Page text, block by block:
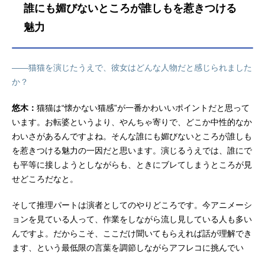
誰にも媚びないところが誰しもを惹きつける
魅力
――猫猫を演じたうえで、彼女はどんな人物だと感じられました
か？
悠木： 猫猫は“懐かない猫感”が一番かわいいポイントだと思って
います。お転婆というより、やんちゃ寄りで、どこか中性的なか
わいさがあるんですよね。そんな誰にも媚びないところが誰しも
を惹きつける魅力の一因だと思います。演じるうえでは、誰にで
も平等に接しようとしながらも、ときにブレてしまうところが見
せどころだなと。
そして推理パートは演者としてのやりどころです。今アニメーシ
ョンを見ている人って、作業をしながら流し見している人も多い
んですよ。だからこそ、ここだけ聞いてもらえれば話が理解でき
ます、という最低限の言葉を調節しながらアフレコに挑んでい